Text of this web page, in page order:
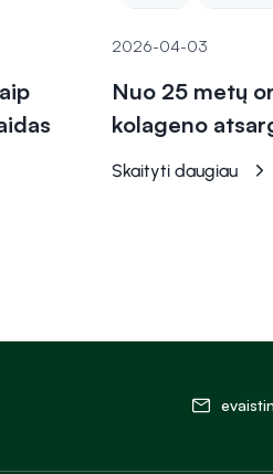
2026-04-03
Nuo 25 metų
kolageno
Skaityti daugiau